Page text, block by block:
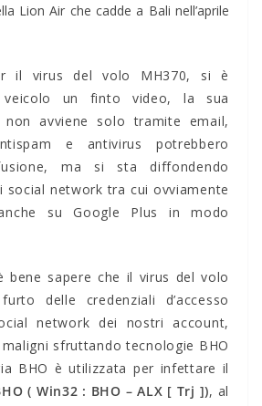
Lion Air che cadde a Bali nell’aprile
il virus del volo MH370, si è
veicolo un finto video, la sua
non avviene solo tramite email,
e antivirus potrebbero
ma si sta diffondendo
social network tra cui ovviamente
su Google Plus in modo
bene sapere che il virus del volo
delle credenziali d’accesso
network dei nostri account,
sfruttando tecnologie BHO
BHO è utilizzata per infettare il
( Win32 : BHO – ALX [ Trj ]), al